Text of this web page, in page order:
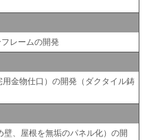
レームの開発
金物仕口）の開発（ダクタイル鋳
壁、屋根を無垢のパネル化）の開